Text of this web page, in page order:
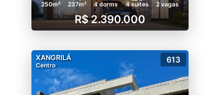
250m² 237m² 4 dorms 4 suítes 2 vagas
R$ 2.390.000
XANGRILÁ
Centro
613